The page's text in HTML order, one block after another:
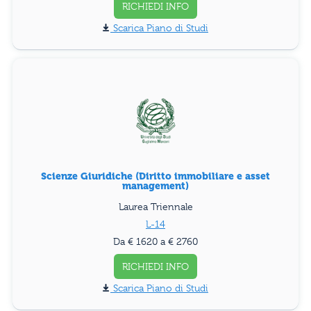
RICHIEDI INFO
Piano di Studi
Scienze Giuridiche (Diritto immobiliare e asset
management)
Laurea Triennale
L-14
Da € 1620 a € 2760
RICHIEDI INFO
Piano di Studi